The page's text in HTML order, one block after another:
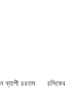
ব্যাপী ৪৪তম